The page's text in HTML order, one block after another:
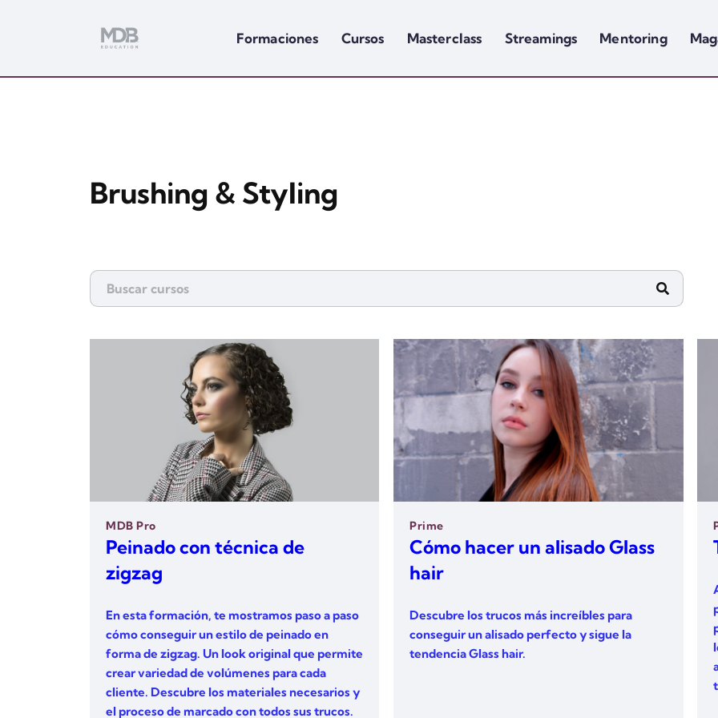
Formaciones Cursos Masterclass Streamings Mentoring
Brushing & Styling
MDB Pro
Peinado con técnica de
zigzag
En esta formación, te mostramos paso a paso
cómo conseguir un estilo de peinado en
forma de zigzag. Un look original que permite
crear variedad de volúmenes para cada
cliente. Descubre los materiales necesarios y
el proceso de marcado con todos sus trucos.
Prime
Cómo hacer un alisado Glass
hair
Descubre los trucos más increíbles para
conseguir un alisado perfecto y sigue la
tendencia Glass hair.